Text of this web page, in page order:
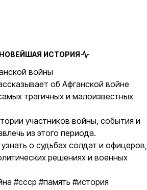
НОВЕЙШАЯ ИСТОРИЯ
войны
об Афганской войне
трагичных и малоизвестных
участников войны, события и
из этого периода.
о судьбах солдат и офицеров,
решениях и военных
#ссср #память #история